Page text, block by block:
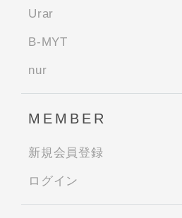
Urar
B-MYT
nur
MEMBER
新規会員登録
ログイン